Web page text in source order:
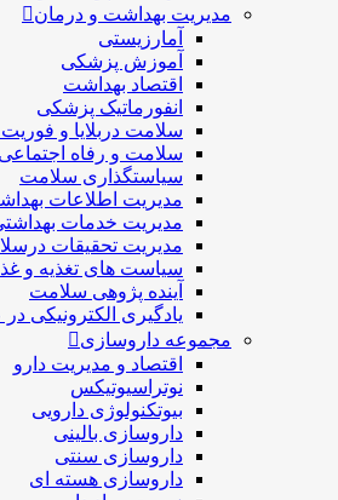
مدیریت بهداشت و درمان
آمارزیستی
آموزش پزشکی
اقتصاد بهداشت
انفورماتیک پزشکی
سلامت دربلايا و فوريت
سلامت و رفاه اجتماعی
سیاستگذاری سلامت
مدیریت اطلاعات
مدیریت خدمات
مدیریت تحقیقات
سیاست های تغذیه و غذا
آینده پژوهی سلامت
یادگیری الکترونیکی
مجموعه داروسازی
اقتصاد و مديريت دارو
نوتراسیوتیکس
بيوتكنولوژی دارویی
داروسازی بالينی
داروسازی سنتی
داروسازی هسته ای